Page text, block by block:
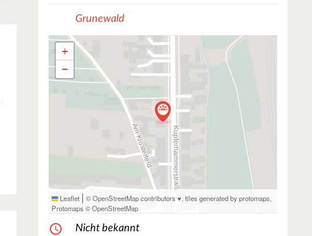
Grunewald
+
−
Leaflet | © OpenStreetMap contributors ♥,tiles generated by protomaps,
Protomaps ©OpenStreetMap
Nicht bekannt